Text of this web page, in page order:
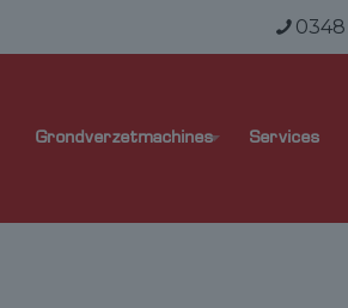
0348
Grondverzetmachines Services